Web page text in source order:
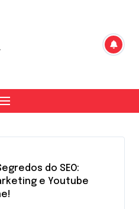
do SEO:
e Youtube